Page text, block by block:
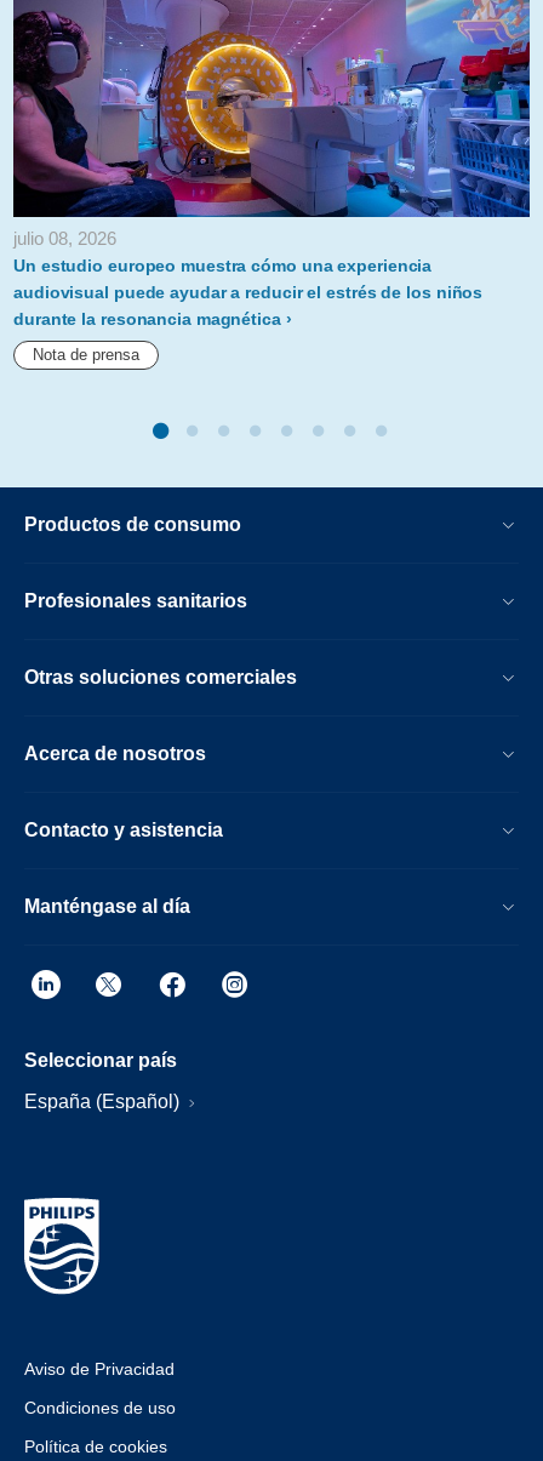
julio 08, 2026
Un estudio europeo muestra cómo una experiencia
audiovisual puede ayudar a reducir el estrés de los niños
durante la resonancia magnética
Nota de prensa
Productos de consumo
Profesionales sanitarios
Otras soluciones comerciales
Acerca de nosotros
Contacto y asistencia
Manténgase al día
Seleccionar país
España (Español)
Aviso de Privacidad
Condiciones de uso
Política de cookies